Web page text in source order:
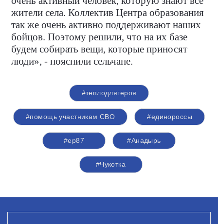
жители села. Коллектив Центра образования
так же очень активно поддерживают наших
бойцов. Поэтому решили, что на их базе
будем собирать вещи, которые приносят
люди», - пояснили сельчане.
#теплодлягероя
#помощь участникам СВО #единороссы
#ер87 #Анадырь
#Чукотка